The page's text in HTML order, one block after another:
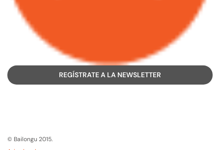
REGÍSTRATE A LA NEWSLETTER
© Bailongu 2015.